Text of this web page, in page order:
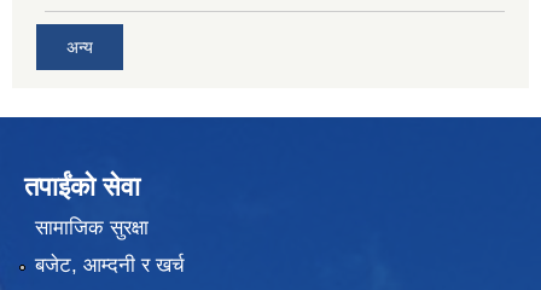
अन्य
तपाईंको सेवा
सामाजिक सुरक्षा
बजेट, आम्दनी र खर्च